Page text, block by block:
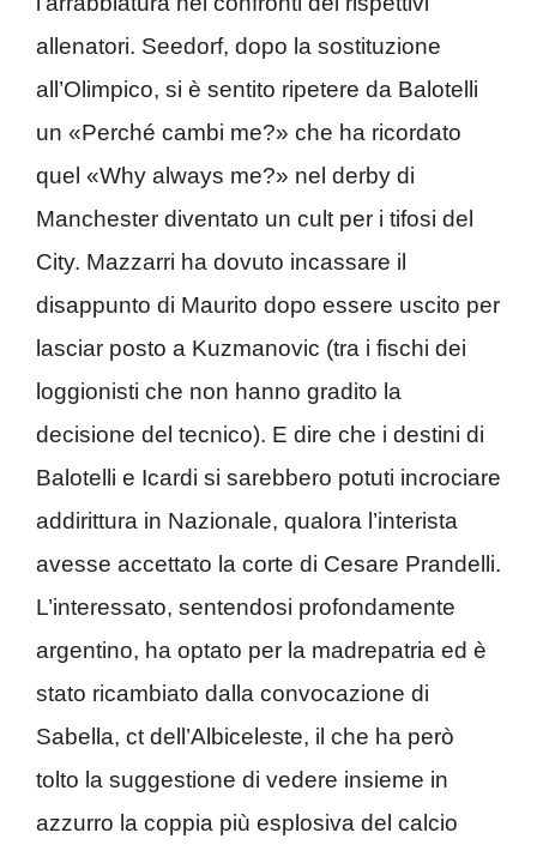
allenatori. Seedorf, dopo la sostituzione
all’Olimpico, si è sentito ripetere da Balotelli
un «Perché cambi me?» che ha ricordato
quel «Why always me?» nel derby di
Manchester diventato un cult per i tifosi del
City. Mazzarri ha dovuto incassare il
disappunto di Maurito dopo essere uscito per
lasciar posto a Kuzmanovic (tra i fischi dei
loggionisti che non hanno gradito la
decisione del tecnico). E dire che i destini di
Balotelli e Icardi si sarebbero potuti incrociare
addirittura in Nazionale, qualora l’interista
avesse accettato la corte di Cesare Prandelli.
L’interessato, sentendosi profondamente
argentino, ha optato per la madrepatria ed è
stato ricambiato dalla convocazione di
Sabella, ct dell’Albiceleste, il che ha però
tolto la suggestione di vedere insieme in
azzurro la coppia più esplosiva del calcio